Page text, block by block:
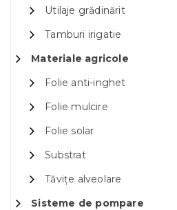
Utilaje grădinărit
Tamburi irigatie
Materiale agricole
Folie anti-inghet
Folie mulcire
Folie solar
Substrat
Tăvițe alveolare
Sisteme de pompare